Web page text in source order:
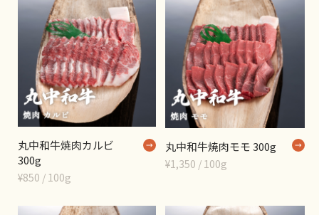
丸中和牛焼肉カルビ
300g
¥850 / 100g
丸中和牛焼肉モモ 300g
¥1,350 / 100g